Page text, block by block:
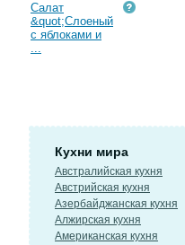
Салат
&quot;Слоеный
с яблоками и
...
Кухни мира
Австралийская кухня
Австрийская кухня
Азербайджанская кухня
Алжирская кухня
Американская кухня